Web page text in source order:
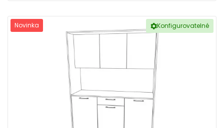
Konfigurovatelné
Novinka